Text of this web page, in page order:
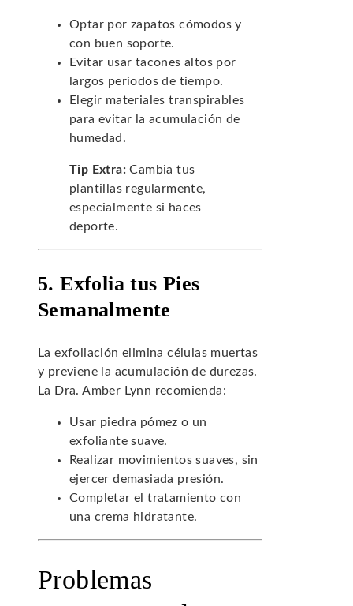
Optar por zapatos cómodos y
con buen soporte.
Evitar usar tacones altos por
largos periodos de tiempo.
Elegir materiales transpirables
para evitar la acumulación de
humedad.
Tip Extra: Cambia tus
plantillas regularmente,
especialmente si haces
deporte.
5. Exfolia tus Pies
Semanalmente
La exfoliación elimina células muertas
y previene la acumulación de durezas.
La Dra. Amber Lynn recomienda:
Usar piedra pómez o un
exfoliante suave.
Realizar movimientos suaves, sin
ejercer demasiada presión.
Completar el tratamiento con
una crema hidratante.
Problemas